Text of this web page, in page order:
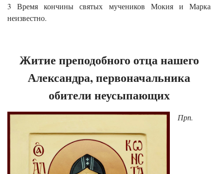
3 Время кончины святых мучеников Мокия и Марка
неизвестно.
Житие преподобного отца нашего
Александра, первоначальника
обители неусыпающих
Прп.